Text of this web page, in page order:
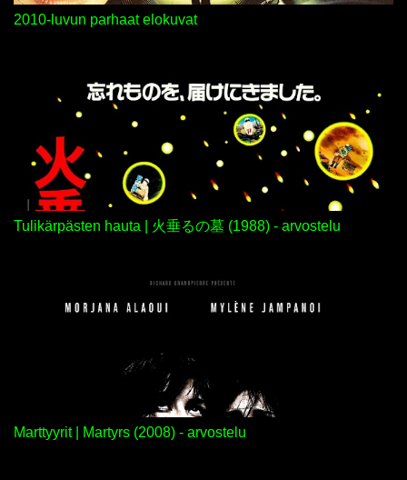
2010-luvun parhaat elokuvat
Tulikärpästen hauta | 火垂るの墓 (1988) - arvostelu
Marttyyrit | Martyrs (2008) - arvostelu